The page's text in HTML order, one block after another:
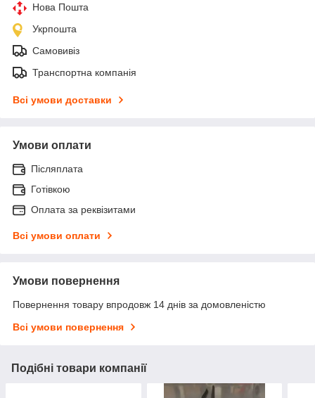
Нова Пошта
Укрпошта
Самовивіз
Транспортна компанія
Всі умови доставки
Умови оплати
Післяплата
Готівкою
Оплата за реквізитами
Всі умови оплати
Умови повернення
Повернення товару впродовж 14 днів за домовленістю
Всі умови повернення
Подібні товари компанії